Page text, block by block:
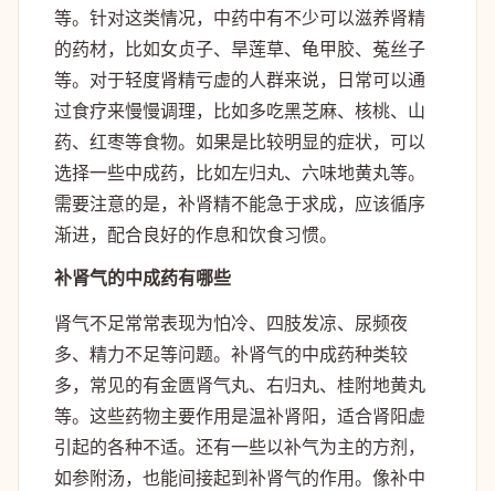
等。针对这类情况，中药中有不少可以滋养肾精
的药材，比如女贞子、旱莲草、龟甲胶、菟丝子
等。对于轻度肾精亏虚的人群来说，日常可以通
过食疗来慢慢调理，比如多吃黑芝麻、核桃、山
药、红枣等食物。如果是比较明显的症状，可以
选择一些中成药，比如左归丸、六味地黄丸等。
需要注意的是，补肾精不能急于求成，应该循序
渐进，配合良好的作息和饮食习惯。
补肾气的中成药有哪些
肾气不足常常表现为怕冷、四肢发凉、尿频夜
多、精力不足等问题。补肾气的中成药种类较
多，常见的有金匮肾气丸、右归丸、桂附地黄丸
等。这些药物主要作用是温补肾阳，适合肾阳虚
引起的各种不适。还有一些以补气为主的方剂，
如参附汤，也能间接起到补肾气的作用。像补中